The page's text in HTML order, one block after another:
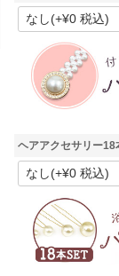
ヘアアクセサリー